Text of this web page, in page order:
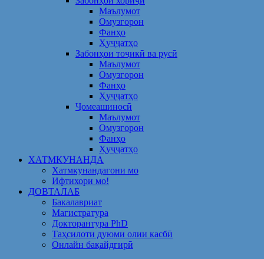
Маълумот
Омузгорон
Фанҳо
Ҳуҷҷатҳо
Забонҳои тоҷикӣ ва русӣ
Маълумот
Омузгорон
Фанҳо
Ҳуҷҷатҳо
Ҷомеашиносӣ
Маълумот
Омузгорон
Фанҳо
Ҳуҷҷатҳо
ХАТМКУНАНДА
Хатмкунандагони мо
Ифтихори мо!
ДОВТАЛАБ
Бакалавриат
Магистратура
Докторантура PhD
Таҳсилоти дуюми олии касбӣ
Онлайн бақайдгирӣ